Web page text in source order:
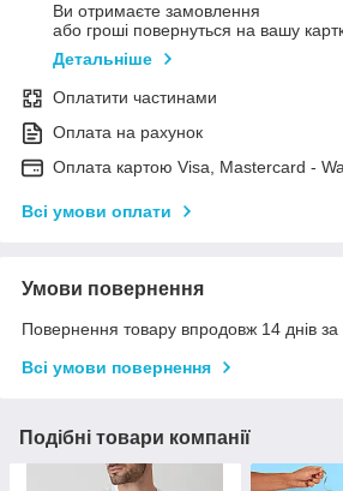
Ви отримаєте замовлення
або гроші повернуться на вашу
Детальніше
Оплатити частинами
Оплата на рахунок
Оплата картою Visa, Mastercard -
Всі умови оплати
Умови повернення
Повернення товару впродовж 14 днів за
Всі умови повернення
Подібні товари компанії